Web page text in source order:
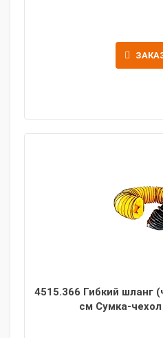
4515.366 Гибкий шланг
см Сумка-